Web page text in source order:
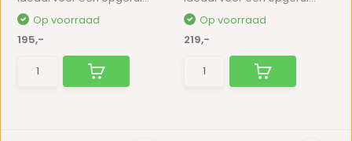
Op voorraad
195,-
Op voorraad
219,-